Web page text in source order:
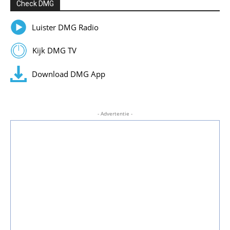
Check DMG
Luister DMG Radio
Kijk DMG TV
Download DMG App
- Advertentie -